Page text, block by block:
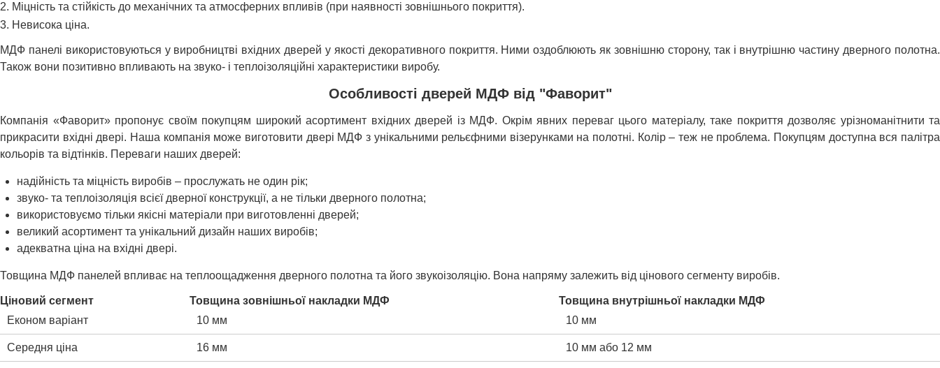
Міцність та стійкість до механічних та атмосферних впливів (при наявності зовнішнього покриття).
Невисока ціна.
МДФ панелі використовуються у виробництві вхідних дверей у якості декоративного покриття. Ними оздоблюють як зовнішню сторону, так і внутрішню частину дверного полотна.
Також вони позитивно впливають на звуко- і теплоізоляційні характеристики виробу.
Особливості дверей МДФ від "Фаворит"
Компанія «Фаворит» пропонує своїм покупцям широкий асортимент вхідних дверей із МДФ. Окрім явних переваг цього матеріалу, таке покриття дозволяє урізноманітнити та
прикрасити вхідні двері. Наша компанія може виготовити двері МДФ з унікальними рельєфними візерунками на полотні. Колір – теж не проблема. Покупцям доступна вся палітра
кольорів та відтінків. Переваги наших дверей:
надійність та міцність виробів – прослужать не один рік;
звуко- та теплоізоляція всієї дверної конструкції, а не тільки дверного полотна;
використовуємо тільки якісні матеріали при виготовленні дверей;
великий асортимент та унікальний дизайн наших виробів;
адекватна ціна на вхідні двері.
Товщина МДФ панелей впливає на теплоощадження дверного полотна та його звукоізоляцію. Вона напряму залежить від цінового сегменту виробів.
Ціновий сегмент Товщина зовнішньої накладки МДФ
Товщина внутрішньої накладки МДФ
Економ варіант
10 мм 10 мм
Середня ціна 16 мм 10 мм або 12 мм